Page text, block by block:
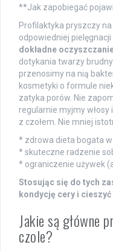
**Jak zapobiegać
Profilaktyka pryszczy
odpowiedniej pielęgnacji
dokładne
dotykania twarzy
przenosimy na nią
kosmetyki o formule
zatyka porów. Nie
regularnie myjmy
z czołem. Nie mniej
* zdrowa dieta bogata w
* skuteczne radzenie
* ograniczenie używek
Stosując się do tych
kondycję cery i cieszyć
Jakie są główne
czole?